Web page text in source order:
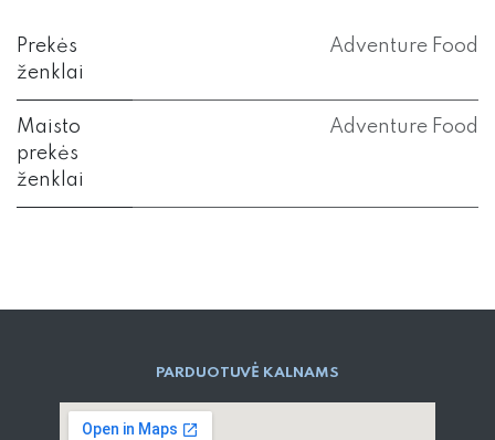
Prekės
ženklai
Adventure Food
Maisto
prekės
ženklai
Adventure Food
PARD​UOTUVĖ​ KALNAMS